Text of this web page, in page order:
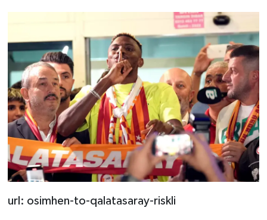
url: osimhen-to-qalatasaray-riskli